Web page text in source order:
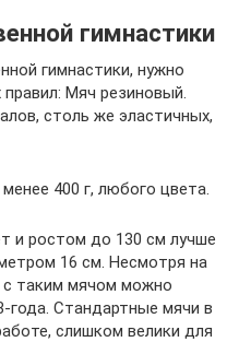
гимнастики
гимнастики, нужно
Мяч резиновый.
столь же эластичных,
400 г, любого цвета.
и ростом до 130 см лучше
16 см. Несмотря на
с таким мячом можно
года. Стандартные мячи в
слишком велики для